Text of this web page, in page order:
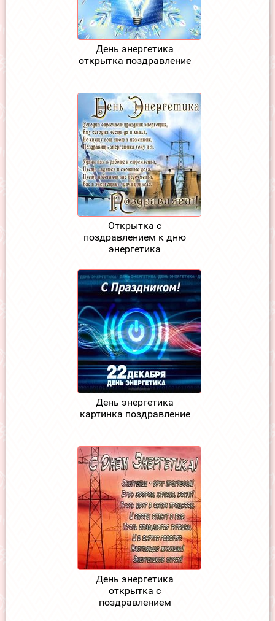
День энергетика
открытка поздравление
Открытка с
поздравлением к дню
энергетика
День энергетика
картинка поздравление
День энергетика
открытка с
поздравлением